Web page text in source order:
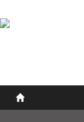
SOBRE NOSOTROS